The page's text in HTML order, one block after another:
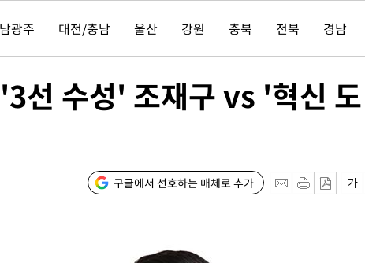
중 예
광주 대전/충남 울산 강원 충북 전북 경남
선 수성' 조재구 vs '혁신 도
구글에서 선호하는 매체로 추가